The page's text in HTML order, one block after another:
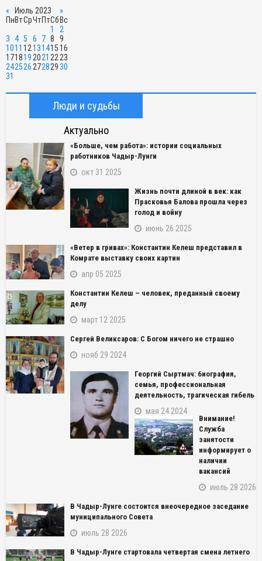
« Июль 2023
»
ПнВтСрЧтПтСбВс
1
2
3 4 5 6 7 8
9
1011 1213141516
171819 2021 22 23
242526 27282930
31
Люди и судьбы
Актуально
«Больше, чем работа»: истории социальных
работников Чадыр-Лунги
окт 31 2025
Жизнь почти длиной в век: как
Прасковья Балова прошла через
голод и войну
июнь 26 2025
«Ветер в гривах»: Константин Келеш представил в
Комрате выставку своих картин
апр 05 2025
Константин Келеш – человек, преданный своему
делу
март 12 2025
Сергей Великсаров: С Богом ничего не страшно
нояб 29 2024
Георгий Сыртмач: биография,
семья, профессиональная
деятельность, трагическая гибель
мая 24 2024
Внимание!
Служба
занятости
информирует о
наличии
вакансий
июль 28 2026
В Чадыр-Лунге состоится внеочередное заседание
муниципального Совета
июль 28 2026
В Чадыр-Лунге стартовала четвертая смена летнего